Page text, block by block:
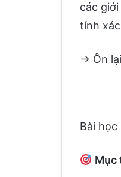
các
tính
→ Ôn lại
Bài
Mục